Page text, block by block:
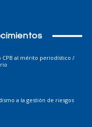
al mérito periodístico /
a la gestión de riesgos